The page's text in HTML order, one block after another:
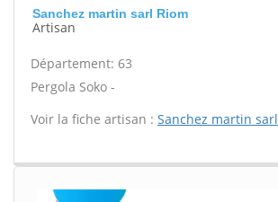
Sanchez martin sarl Riom
Artisan
Département: 63
Pergola Soko -
Voir la fiche artisan : Sanchez martin sarl